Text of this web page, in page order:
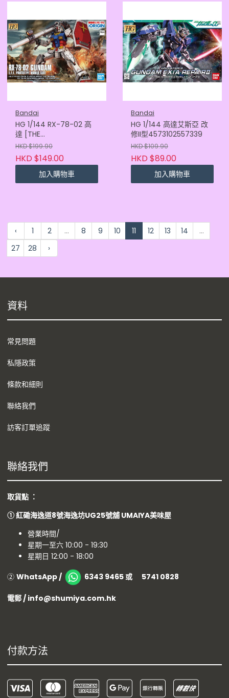
Bandai
HG 1/144 RX-78-02 高
達 [THE
ORIGIN]4573102589293
HKD $199.90
HKD $149.00
加入購物車
Bandai
HG 1/144 高達艾斯亞 改
修II型4573102557339
HKD $109.90
HKD $89.00
加入購物車
‹ 1 2 ... 8 9 10 11 12 13 14
...
27
28 ›
資料
常見問題
私隱政策
條款和細則
聯絡我們
訪客訂單追蹤
聯絡我們
取貨點 ：
①紅磡海逸道8號海逸坊UG25號舖 UMAIYA美味屋
營業時間/
星期一至六 10:00 - 19:30
星期日 12:00 - 18:00
② WhatsApp / 6343 9465 或 5741 0828
電郵 / info@shumiya.com.hk
付款方法